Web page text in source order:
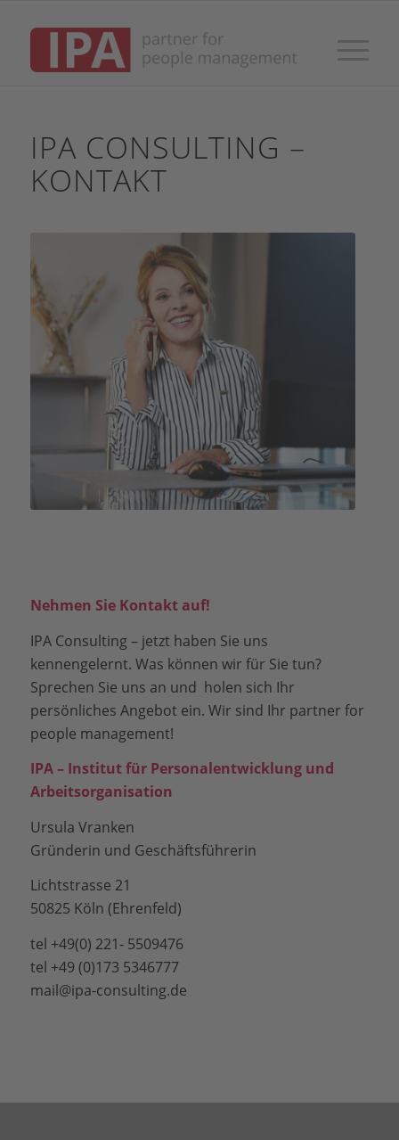
IPA CONSULTING –
KONTAKT
Nehmen Sie Kontakt auf!
IPA Consulting – jetzt haben Sie uns
kennengelernt. Was können wir für Sie tun?
Sprechen Sie uns an und holen sich Ihr
persönliches Angebot ein. Wir sind Ihr partner for
people management!
IPA – Institut für Personalentwicklung und
Arbeitsorganisation
Ursula Vranken
Gründerin und Geschäftsführerin
Lichtstrasse 21
50825 Köln (Ehrenfeld)
tel +49(0) 221- 5509476
tel +49 (0)173 5346777
mail@ipa-consulting.de